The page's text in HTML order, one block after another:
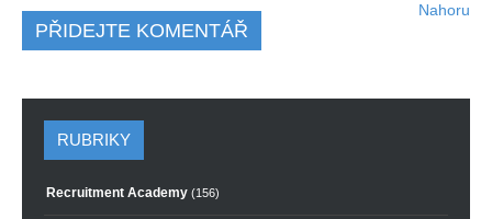
PŘIDEJTE KOMENTÁŘ
Nahoru
RUBRIKY
Recruitment Academy (156)